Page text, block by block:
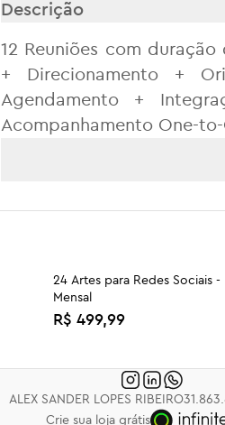
Descrição
12 Reuniões com
+ Direcionamento +
Agendamento +
Acompanhamento One-to-
24 Artes para Redes Sociais -
Mensal
R$ 499,99
R$ 2.000,00
ALEX SANDER LOPES RIBEIRO
Crie sua loja grátis